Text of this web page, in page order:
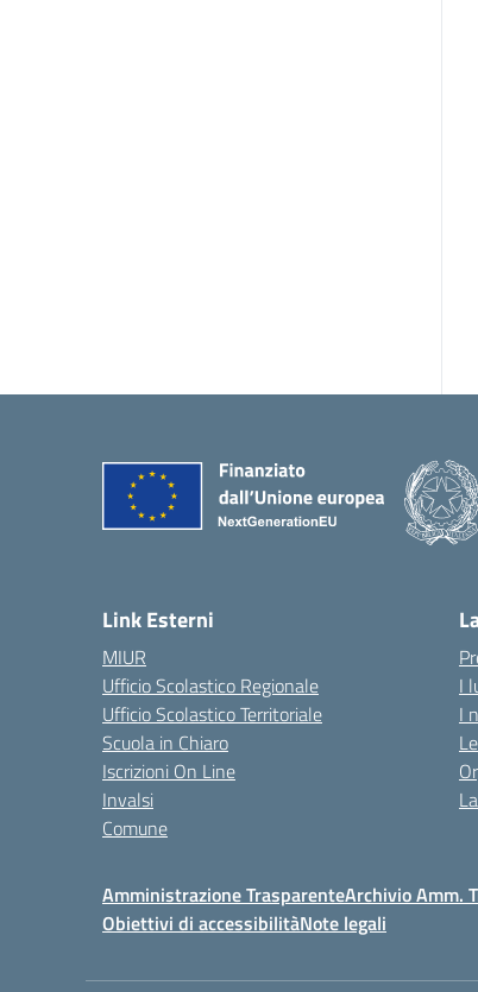
Link Esterni
MIUR
Ufficio Scolastico Regionale
Ufficio Scolastico Territoriale
Scuola in Chiaro
Iscrizioni On Line
Invalsi
Comune
I
I
Amministrazione TrasparenteArchivio Amm.
Obiettivi di accessibilitàNote legali